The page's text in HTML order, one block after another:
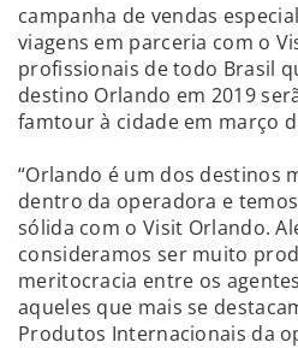
campanha de vendas
viagens em parceria com o
profissionais de todo Brasil
destino Orlando em 2019
famtour à cidade em março
“Orlando é um dos destinos
dentro da operadora e
sólida com o Visit Orlando.
consideramos ser muito
meritocracia entre os
aqueles que mais se
Produtos Internacionais da